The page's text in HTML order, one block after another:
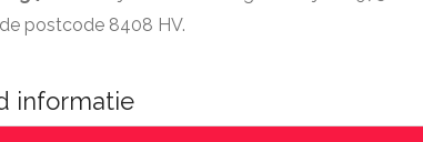
postcode 8408 HV.
informatie